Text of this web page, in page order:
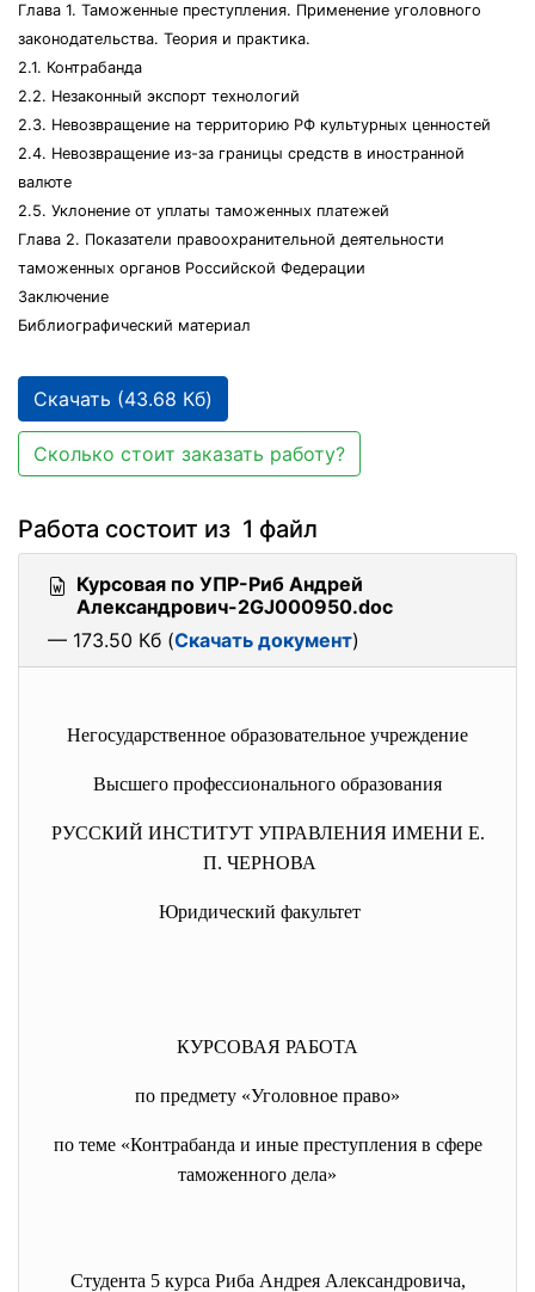
Глава 1. Таможенные преступления. Применение уголовного
законодательства. Теория и практика.
2.1. Контрабанда
2.2. Незаконный экспорт технологий
2.3. Невозвращение на территорию РФ культурных ценностей
2.4. Невозвращение из-за границы средств в иностранной
валюте
2.5. Уклонение от уплаты таможенных платежей
Глава 2. Показатели правоохранительной деятельности
таможенных органов Российской Федерации
Заключение
Библиографический материал
Скачать (43.68 Кб)
Сколько стоит заказать работу?
Работа состоит из 1 файл
Курсовая по УПР-Риб Андрей
Александрович-2GJ000950.doc
— 173.50 Кб (Скачать документ)
Негосударственное образовательное учреждение
Высшего профессионального образования
РУССКИЙ ИНСТИТУТ УПРАВЛЕНИЯ ИМЕНИ Е.
П. ЧЕРНОВА
Юридический факультет
КУРСОВАЯ РАБОТА
по предмету «Уголовное право»
по теме «Контрабанда и иные преступления в сфере
таможенного дела»
Студента 5 курса Риба Андрея Александровича,